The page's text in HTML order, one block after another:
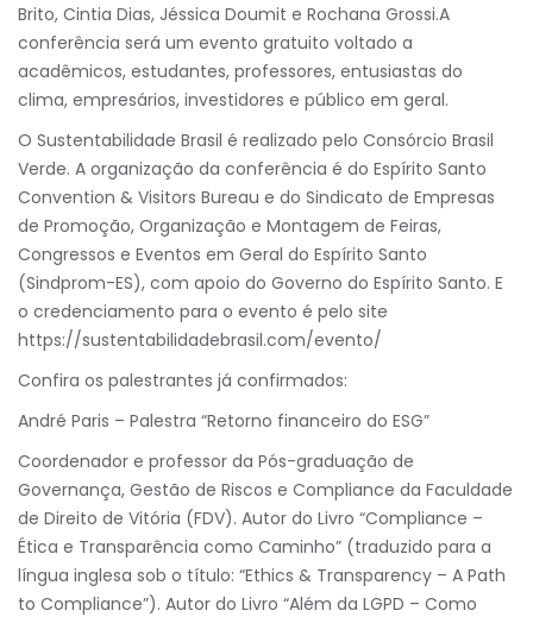
Brito, Cintia Dias, Jéssica Doumit e Rochana Grossi.A
conferência será um evento gratuito voltado a
acadêmicos, estudantes, professores, entusiastas do
clima, empresários, investidores e público em geral.
O Sustentabilidade Brasil é realizado pelo Consórcio Brasil
Verde. A organização da conferência é do Espírito Santo
Convention & Visitors Bureau e do Sindicato de Empresas
de Promoção, Organização e Montagem de Feiras,
Congressos e Eventos em Geral do Espírito Santo
(Sindprom-ES), com apoio do Governo do Espírito Santo. E
o credenciamento para o evento é pelo site
https://sustentabilidadebrasil.com/evento/
Confira os palestrantes já confirmados:
André Paris – Palestra “Retorno financeiro do ESG”
Coordenador e professor da Pós-graduação de
Governança, Gestão de Riscos e Compliance da Faculdade
de Direito de Vitória (FDV). Autor do Livro “Compliance –
Ética e Transparência como Caminho” (traduzido para a
língua inglesa sob o título: “Ethics & Transparency – A Path
to Compliance”). Autor do Livro “Além da LGPD – Como